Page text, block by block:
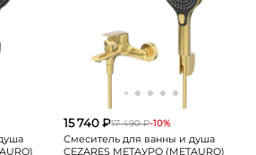
15 740 ₽17 490 ₽-10%
Смеситель для ванны и душа
CEZARES МЕТАУРО (METAURO)